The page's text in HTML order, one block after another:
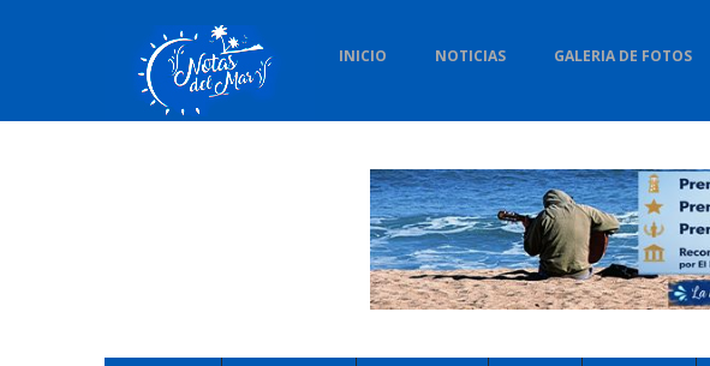
INICIO NOTICIAS GALERIA DE FOTOS